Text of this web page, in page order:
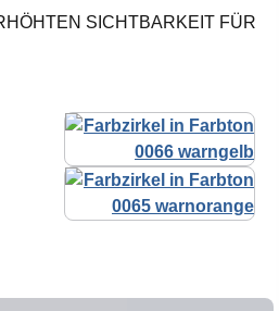
SICHTBARKEIT FÜR